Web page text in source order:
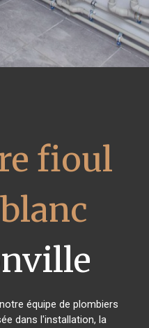
fioul
équipe de plombiers
dans l'installation, la